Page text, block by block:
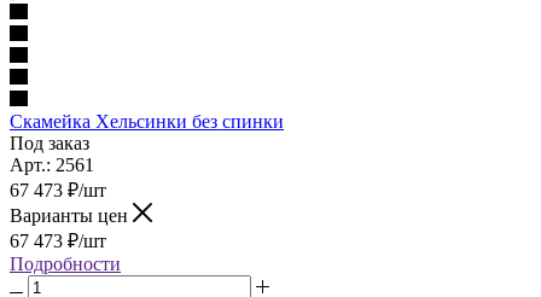
Скамейка Хельсинки без спинки
Под заказ
Арт.: 2561
67 473 ₽/шт
Варианты цен
67 473 ₽/шт
Подробности